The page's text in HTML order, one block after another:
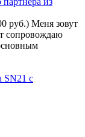
руб.) Меня зовут
сопровождаю